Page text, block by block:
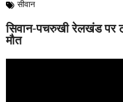
सीवान
सिवान-पचरुखी रेलखंड
मौत